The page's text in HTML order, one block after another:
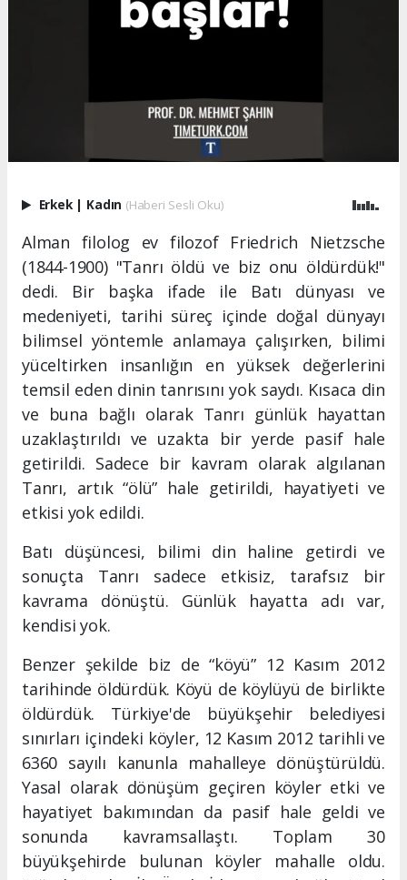
Erkek | Kadın (Haberi Sesli Oku)
Alman filolog ev filozof Friedrich Nietzsche
(1844-1900) "Tanrı öldü ve biz onu öldürdük!"
dedi. Bir başka ifade ile Batı dünyası ve
medeniyeti, tarihi süreç içinde doğal dünyayı
bilimsel yöntemle anlamaya çalışırken, bilimi
yüceltirken insanlığın en yüksek değerlerini
temsil eden dinin tanrısını yok saydı. Kısaca din
ve buna bağlı olarak Tanrı günlük hayattan
uzaklaştırıldı ve uzakta bir yerde pasif hale
getirildi. Sadece bir kavram olarak algılanan
Tanrı, artık “ölü” hale getirildi, hayatiyeti ve
etkisi yok edildi.
Batı düşüncesi, bilimi din haline getirdi ve
sonuçta Tanrı sadece etkisiz, tarafsız bir
kavrama dönüştü. Günlük hayatta adı var,
kendisi yok.
Benzer şekilde biz de “köyü” 12 Kasım 2012
tarihinde öldürdük. Köyü de köylüyü de birlikte
öldürdük. Türkiye'de büyükşehir belediyesi
sınırları içindeki köyler, 12 Kasım 2012 tarihli ve
6360 sayılı kanunla mahalleye dönüştürüldü.
Yasal olarak dönüşüm geçiren köyler etki ve
hayatiyet bakımından da pasif hale geldi ve
sonunda kavramsallaştı. Toplam 30
büyükşehirde bulunan köyler mahalle oldu.